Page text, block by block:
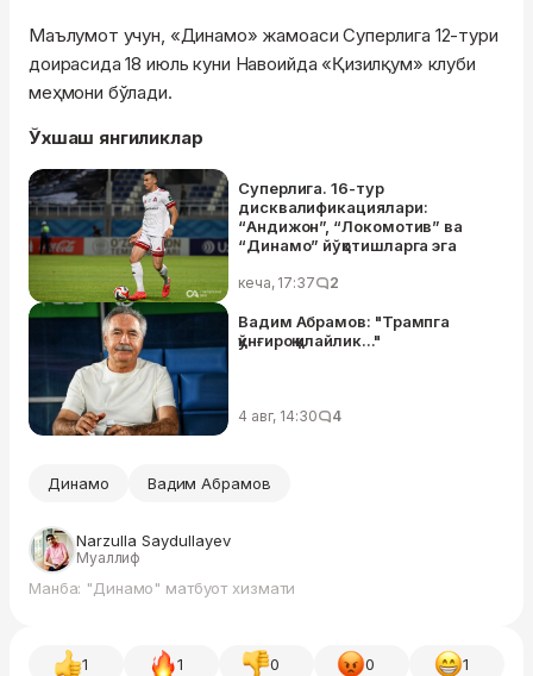
Маълумот учун, «Динамо» жамоаси Суперлига 12-тури
доирасида 18 июль куни Навоийда «Қизилқум» клуби
меҳмони бўлади.
Ўхшаш янгиликлар
Суперлига. 16-тур
дисквалификациялари:
“Андижон”, “Локомотив” ва
“Динамо” йўқотишларга эга
кеча, 17:37 2
Вадим Абрамов: "Трампга
қўнғироқ қилайлик..."
4 авг, 14:30 4
Динамо Вадим Абрамов
Narzulla Saydullayev
Муаллиф
Манба: "Динамо" матбуот хизмати
1 1 0 0 1